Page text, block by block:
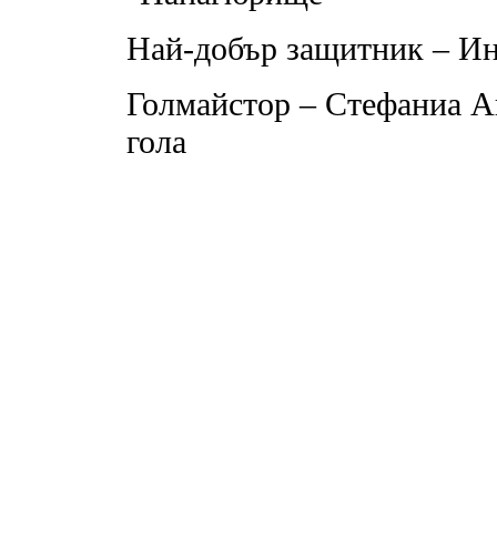
Най-добър защитник –
Голмайстор – Стефаниа
гола